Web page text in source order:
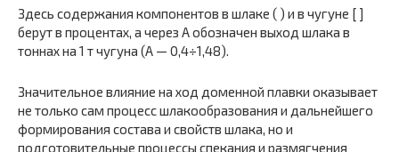
Здесь содержания компонентов в шлаке ( ) и в чугуне [ ]
берут в процентах, а через А обозначен выход шлака в
тоннах на 1 т чугуна (А — 0,4÷1,48).
Значительное влияние на ход доменной плавки оказывает
не только сам процесс шлакообразования и дальнейшего
формирова­ния состава и свойств шлака, но и
подготовительные процессы спекания и размягчения